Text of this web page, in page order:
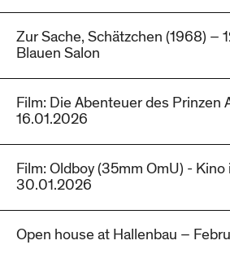
Zur Sache, Schätzchen (1968) –
Blauen Salon
Film: Die Abenteuer des Prinzen
16.01.2026
Film: Oldboy (35mm OmU) -
30.01.2026
Open house at Hallenbau –